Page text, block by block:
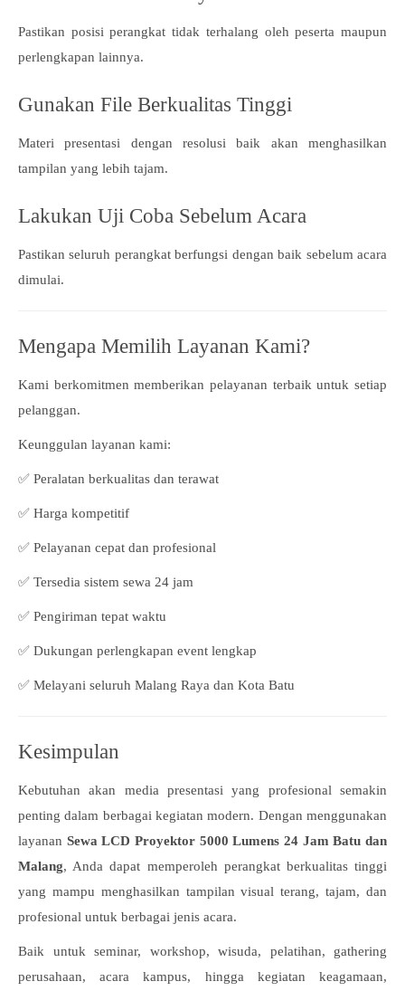
Pastikan posisi perangkat tidak terhalang oleh peserta maupun
perlengkapan lainnya.
Gunakan File Berkualitas Tinggi
Materi presentasi dengan resolusi baik akan menghasilkan
tampilan yang lebih tajam.
Lakukan Uji Coba Sebelum Acara
Pastikan seluruh perangkat berfungsi dengan baik sebelum acara
dimulai.
Mengapa Memilih Layanan Kami?
Kami berkomitmen memberikan pelayanan terbaik untuk setiap
pelanggan.
Keunggulan layanan kami:
✅ Peralatan berkualitas dan terawat
✅ Harga kompetitif
✅ Pelayanan cepat dan profesional
✅ Tersedia sistem sewa 24 jam
✅ Pengiriman tepat waktu
✅ Dukungan perlengkapan event lengkap
✅ Melayani seluruh Malang Raya dan Kota Batu
Kesimpulan
Kebutuhan akan media presentasi yang profesional semakin
penting dalam berbagai kegiatan modern. Dengan menggunakan
layanan Sewa LCD Proyektor 5000 Lumens 24 Jam Batu dan
Malang, Anda dapat memperoleh perangkat berkualitas tinggi
yang mampu menghasilkan tampilan visual terang, tajam, dan
profesional untuk berbagai jenis acara.
Baik untuk seminar, workshop, wisuda, pelatihan, gathering
perusahaan, acara kampus, hingga kegiatan keagamaan,